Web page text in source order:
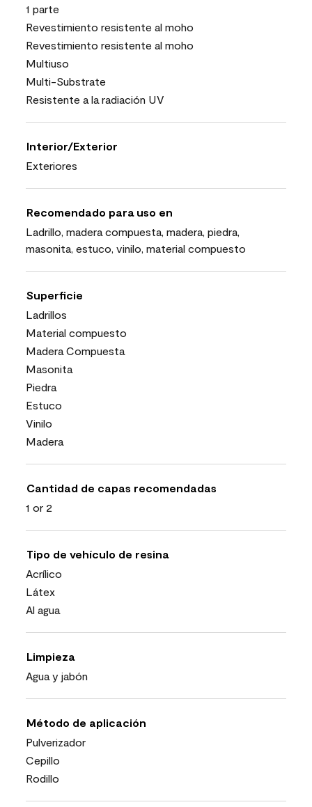
1 parte
Revestimiento resistente al moho
Revestimiento resistente al moho
Multiuso
Multi-Substrate
Resistente a la radiación UV
Interior/Exterior
Exteriores
Recomendado para uso en
Ladrillo, madera compuesta, madera, piedra,
masonita, estuco, vinilo, material compuesto
Superficie
Ladrillos
Material compuesto
Madera Compuesta
Masonita
Piedra
Estuco
Vinilo
Madera
Cantidad de capas recomendadas
1 or 2
Tipo de vehículo de resina
Acrílico
Látex
Al agua
Limpieza
Agua y jabón
Método de aplicación
Pulverizador
Cepillo
Rodillo